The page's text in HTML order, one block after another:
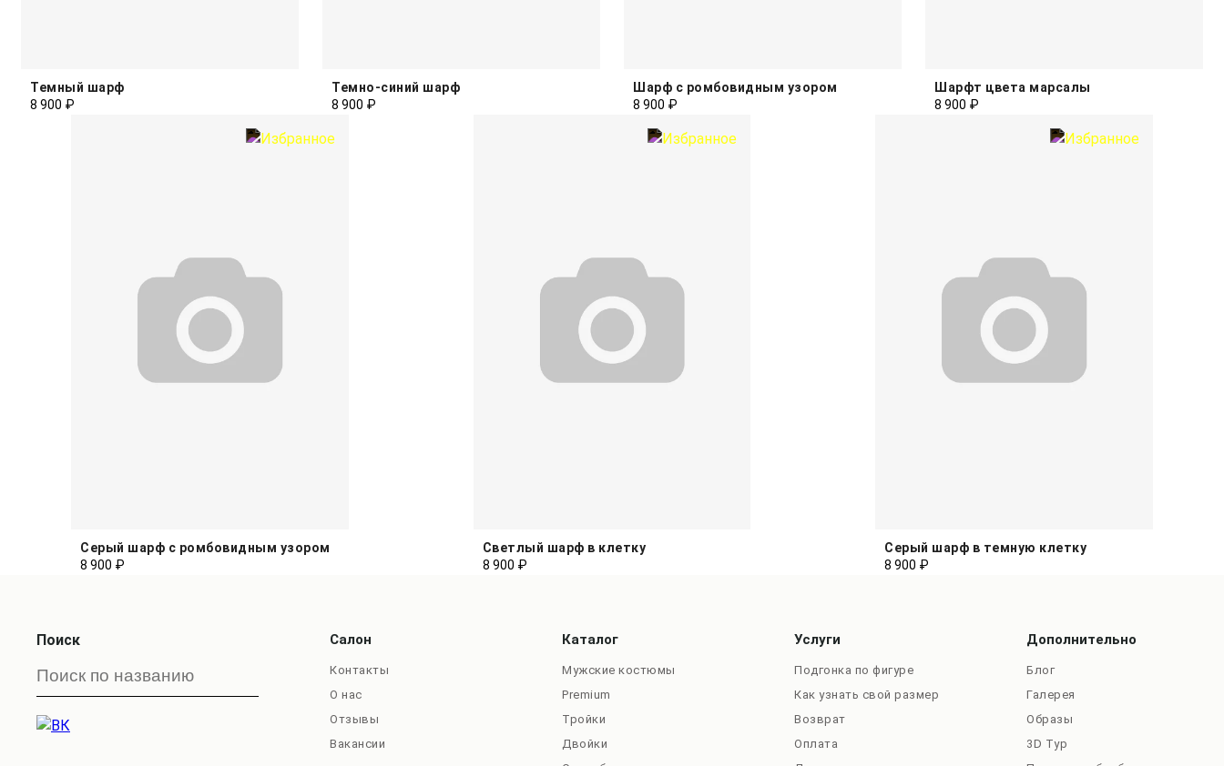
Темный шарф
8 900 ₽
Темно-синий шарф
8 900 ₽
Шарф с ромбовидным узором
8 900 ₽
Шарфт цвета марсалы
8 900 ₽
Серый шарф с ромбовидным узором
8 900 ₽
Светлый шарф в клетку
8 900 ₽
Серый шарф в темную клетку
8 900 ₽
Поиск Салон
Контакты
О нас
Отзывы
Вакансии
Каталог
Мужские костюмы
Premium
Тройки
Двойки
Услуги
Подгонка по фигуре
Как узнать свой размер
Возврат
Оплата
Дополнительно
Блог
Галерея
Образы
3D Тур